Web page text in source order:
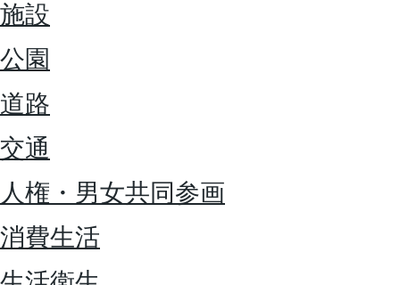
施設
公園
道路
交通
人権・男女共同参画
消費生活